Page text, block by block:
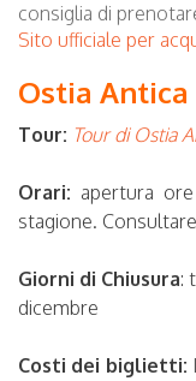
consiglia di
Sito ufficiale per
Ostia Antica
Tour: Tour di Ostia
Orari: apertura
stagione. Consultare
Giorni di Chiusura:
dicembre
Costi dei biglietti: